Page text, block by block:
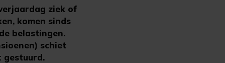
ziek of
komen sinds
belastingen.
schiet
gestuurd.